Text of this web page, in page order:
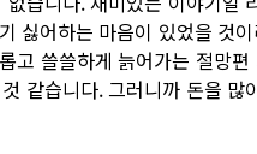
싫어하는 마음이 있었을 것
고 쓸쓸하게 늙어가는 절망
같습니다. 그러니까 돈을